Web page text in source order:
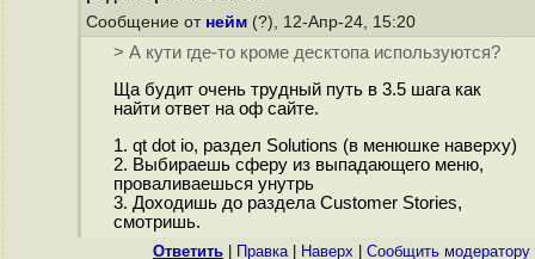
Сообщение от нейм (?), 12-Апр-24, 15:20
> А кути где-то кроме десктопа используются?
Ща будит очень трудный путь в 3.5 шага как
найти ответ на оф сайте.
1. qt dot io, раздел Solutions (в менюшке наверху)
2. Выбираешь сферу из выпадающего меню,
проваливаешься унутрь
3. Доходишь до раздела Customer Stories,
смотришь.
Ответить Правка| Наверх Cообщить модератору